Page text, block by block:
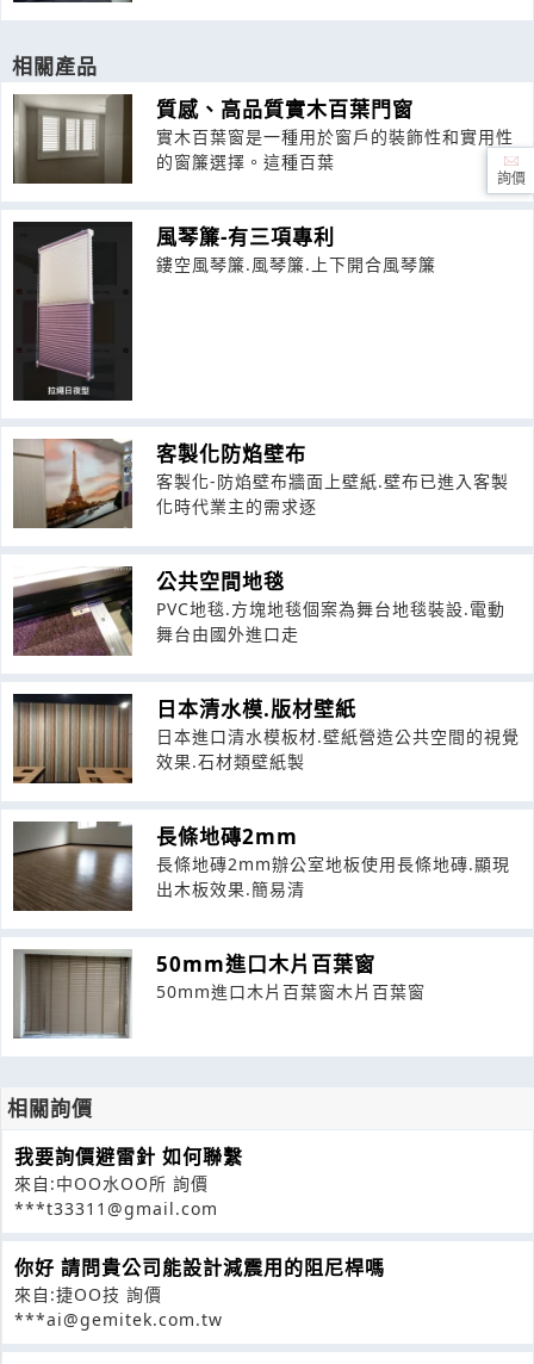
相關產品
質感、高品質實木百葉門窗
實木百葉窗是一種用於窗戶的裝飾性和實用性
的窗簾選擇。這種百葉
風琴簾-有三項專利
鏤空風琴簾.風琴簾.上下開合風琴簾
客製化防焰壁布
客製化-防焰壁布牆面上壁紙.壁布已進入客製
化時代業主的需求逐
公共空間地毯
PVC地毯.方塊地毯個案為舞台地毯裝設.電動
舞台由國外進口走
日本清水模.版材壁紙
日本進口清水模板材.壁紙營造公共空間的視覺
效果.石材類壁紙製
長條地磚2mm
長條地磚2mm辦公室地板使用長條地磚.顯現
出木板效果.簡易清
50mm進口木片百葉窗
50mm進口木片百葉窗木片百葉窗
相關詢價
我要詢價避雷針 如何聯繫
來自:中OO水OO所 詢價
***t33311@gmail.com
你好 請問貴公司能設計減震用的阻尼桿嗎
來自:捷OO技 詢價
***ai@gemitek.com.tw
詢價